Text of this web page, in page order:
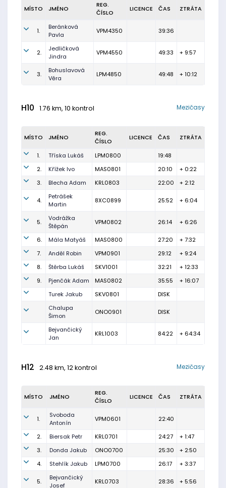
MÍSTO JMÉNO
REG.
ČÍSLO
LICENCE ČAS ZTRÁTA
1.
Beránková
Pavla
VPM4350 39:36
2.
Jedličková
Jindra
VPM4550 49:33 + 9:57
3.
Bohuslavová
Věra
LPM4850 49:48 + 10:12
H10 1.76 km, 10 kontrol Mezičasy
MÍSTO JMÉNO
REG.
ČÍSLO
LICENCE ČAS ZTRÁTA
1. Tříska Lukáš LPM0800
19:48
2.
Křížek Ivo MAS0801 20:10
+ 0:22
3.
Blecha Adam KRL0803 22:00 + 2:12
4.
Petrášek
Martin
8XC0899 25:52 + 6:04
5.
Vodrážka
Štěpán
VPM0802 26:14 + 6:26
6. Mála Matyáš MAS0800 27:20
+ 7:32
7.
Anděl Robin VPM0901 29:12
+ 9:24
8.
Štěrba Lukáš SKV1001 32:21
+ 12:33
9.
Pjenčák Adam MAS0802 35:55
+ 16:07
Turek Jakub
SKV0801
DISK
Chalupa
Šimon
ONO0901 DISK
Bejvančický
Jan
KRL1003 84:22 + 64:34
H12 2.48 km, 12 kontrol Mezičasy
MÍSTO JMÉNO
REG.
ČÍSLO
LICENCE ČAS ZTRÁTA
1.
Svoboda
Antonín
VPM0601 22:40
2. Biersak Petr KRL0701 24:27
+ 1:47
3.
Donda Jakub ONO0700 25:30
+ 2:50
4.
Stehlík Jakub LPM0700 26:17 + 3:37
5.
Bejvančický
Josef
KRL0703 28:36 + 5:56